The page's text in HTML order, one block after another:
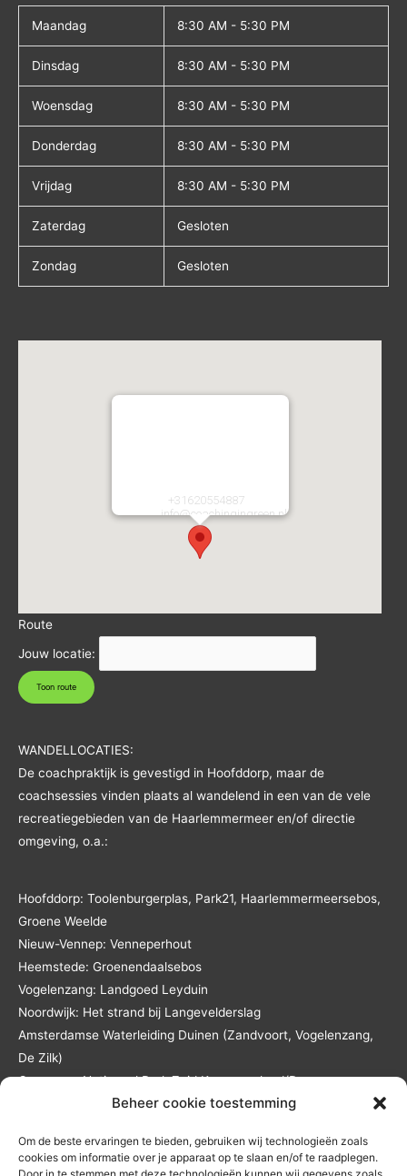
Beheer cookie toestemming
Om de beste ervaringen te bieden, gebruiken wij technologieën zoals
cookies om informatie over je apparaat op te slaan en/of te raadplegen.
Maandag 8:30 AM - 5:30 PM
Dinsdag 8:30 AM - 5:30 PM
Woensdag 8:30 AM - 5:30 PM
Donderdag 8:30 AM - 5:30 PM
Vrijdag 8:30 AM - 5:30 PM
Zaterdag Gesloten
Zondag Gesloten
+31620554887
E-mail:info@coachingingreen.nl
https://coachingingreen.nl/
Route
Jouw locatie:
WANDELLOCATIES:
De coachpraktijk is gevestigd in Hoofddorp, maar de
coachsessies vinden plaats al wandelend in een van de vele
recreatiegebieden van de Haarlemmermeer en/of directie
omgeving, o.a.:
Hoofddorp: Toolenburgerplas, Park21, Haarlemmermeersebos,
Groene Weelde
Nieuw-Vennep: Venneperhout
Heemstede: Groenendaalsebos
Vogelenzang: Landgoed Leyduin
Noordwijk: Het strand bij Langevelderslag
Amsterdamse Waterleiding Duinen (Zandvoort, Vogelenzang,
De Zilk)
Overveen: Nationaal Park Zuid Kennemerland/De
Kennemerduinen
Andere locaties in overleg en tegen reistijd- en
reiskostenvergoeding.